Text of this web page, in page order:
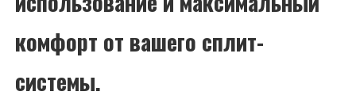
комфорт от вашего сплит-
системы.